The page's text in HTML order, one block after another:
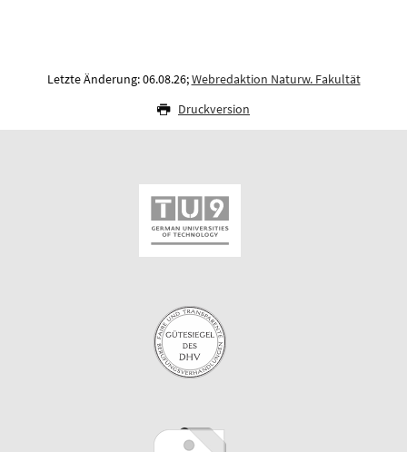
Letzte Änderung: 06.08.26;Webredaktion Naturw. Fakultät
Druckversion